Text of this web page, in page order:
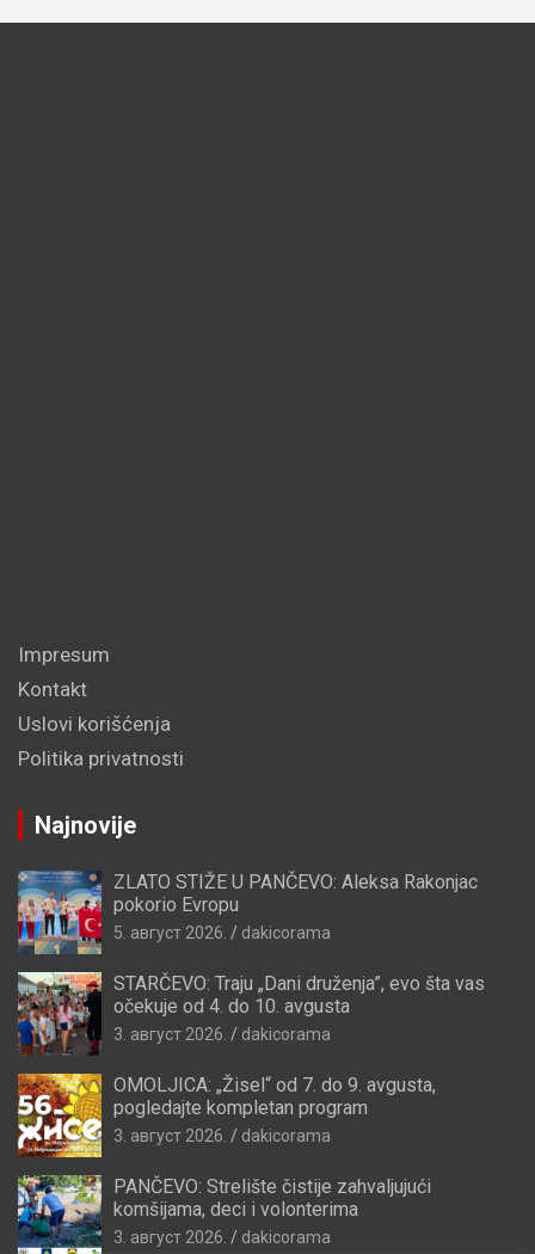
Impresum
Kontakt
Uslovi korišćenja
Politika privatnosti
Najnovije
ZLATO STIŽE U PANČEVO: Aleksa Rakonjac
pokorio Evropu
5. август 2026. dakicorama
STARČEVO: Traju „Dani druženja”, evo šta vas
očekuje od 4. do 10. avgusta
3. август 2026. dakicorama
OMOLJICA: „Žisel“ od 7. do 9. avgusta,
pogledajte kompletan program
3. август 2026. dakicorama
PANČEVO: Strelište čistije zahvaljujući
komšijama, deci i volonterima
3. август 2026. dakicorama